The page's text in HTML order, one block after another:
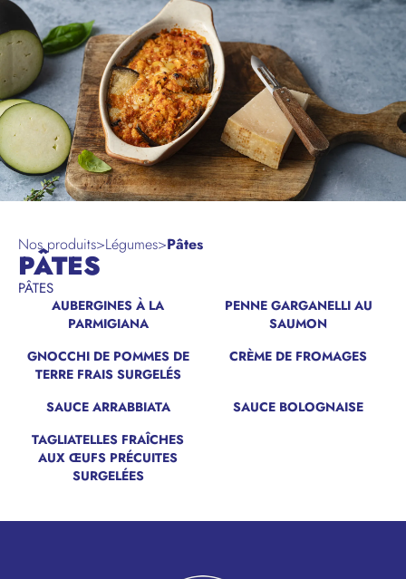
Nos produits>Légumes>Pâtes
PÂTES
PÂTES
AUBERGINES À LA
PARMIGIANA
PENNE GARGANELLI AU
SAUMON
GNOCCHI DE POMMES DE
TERRE FRAIS SURGELÉS
CRÈME DE FROMAGES
SAUCE ARRABBIATA
SAUCE BOLOGNAISE
TAGLIATELLES FRAÎCHES
AUX ŒUFS PRÉCUITES
SURGELÉES